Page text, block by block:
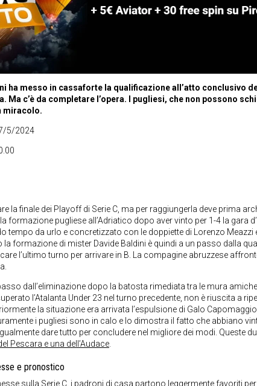
ha messo in cassaforte la qualificazione all’atto conclusivo
Ma c’è da completare l’opera. I pugliesi, che non possono
miracolo.
5/2024
la finale dei Playoff di Serie C, ma per raggiungerla deve prima
formazione pugliese all’Adriatico dopo aver vinto per 1-4 la gara
tempo da urlo e concretizzato con le doppiette di Lorenzo Meazzi
formazione di mister Davide Baldini è quindi a un passo dalla
l’ultimo turno per arrivare in B. La compagine abruzzese
dall’eliminazione dopo la batosta rimediata tra le mura
l’Atalanta Under 23 nel turno precedente, non è riuscita a
la situazione era arrivata l’espulsione di Galo
i pugliesi sono in calo e lo dimostra il fatto che abbiano
dare tutto per concludere nel migliore dei modi. Queste
Pescara e una dell’Audace
e pronostico
sulla Serie C , i padroni di casa partono leggermente favoriti